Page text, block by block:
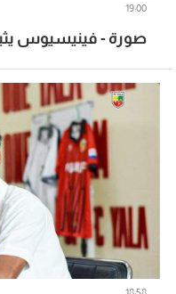
صورة - فينيسيوس
19:00